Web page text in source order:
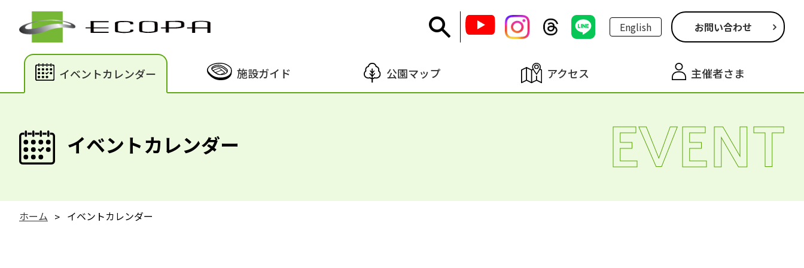
English お問い合わせ
イベントカレンダー 施設ガイド 公園マップ アクセス 主催者さま
イベントカレンダー EVENT
ホーム イベントカレンダー